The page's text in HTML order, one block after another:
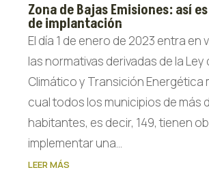
Zona de Bajas Emisiones: así
de implantación
El día 1 de enero de 2023 entra en
las normativas derivadas de la Ley
Climático y Transición Energética
cual todos los municipios de más
habitantes, es decir, 149, tienen
implementar una...
LEER MÁS